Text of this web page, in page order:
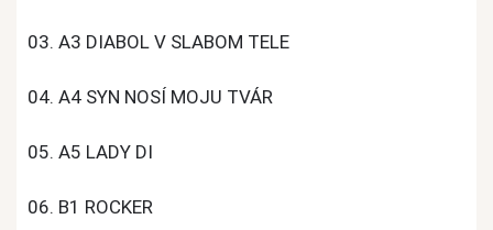
03. A3 DIABOL V SLABOM TELE
04. A4 SYN NOSÍ MOJU TVÁR
05. A5 LADY DI
06. B1 ROCKER